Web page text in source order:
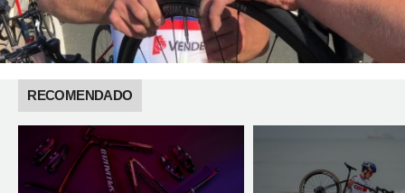
RECOMENDADO